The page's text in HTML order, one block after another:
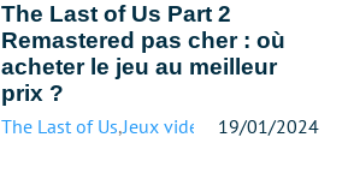
The Last of Us Part 2
Remastered pas cher : où
acheter le jeu au meilleur
prix ?
The Last of Us,Jeux vidéo meilleur prix
19/01/2024